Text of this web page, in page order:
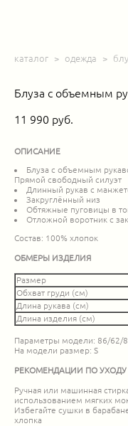
каталог > одежда >
Блуза с объемным
11 990 pуб.
ОПИСАНИЕ
Блуза с объемным
Прямой свободный силуэт
Длинный рукав с
Закруглённый низ
Обтяжные пуговицы в
Отложной воротник с
Состав: 100% хлопок
ОБМЕРЫ ИЗДЕЛИЯ
Размер
Обхват груди (см)
Длина рукава (см)
Длина изделия (см)
Параметры модели: 86/62/
На модели размер: S
РЕКОМЕНДАЦИИ ПО УХОДУ
Ручная или машинная
использованием мягких
Избегайте сушки в
хлопка